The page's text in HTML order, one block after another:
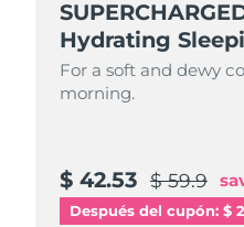
Hydrating
For a soft and dewy
morning.
$ 42.53 $ 59.9
Después del cupón: $